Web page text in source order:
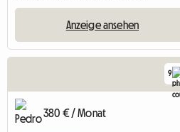
Anzeige ansehen
9
380 € / Monat